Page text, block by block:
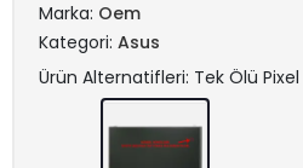
Marka: Oem
Kategori: Asus
Ürün Alternatifleri: Tek Ölü Pixel